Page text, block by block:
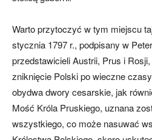
Warto przytoczyć w tym miejscu
stycznia 1797 r., podpisany w
przedstawicieli Austrii, Prus i
zniknięcie Polski po wieczne
obydwa dwory cesarskie, jak
Mość Króla Pruskiego, uznana
wszystkiego, co może nasuwać